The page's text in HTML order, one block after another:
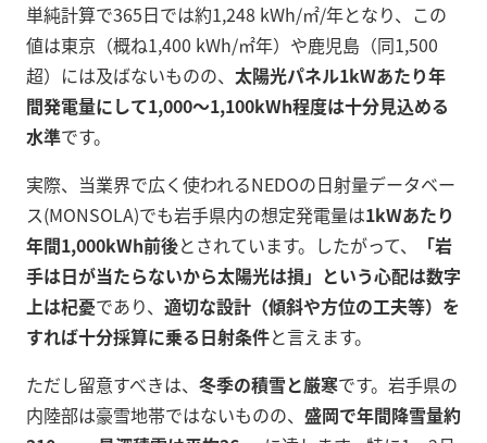
単純計算で365日では約1,248 kWh/㎡/年となり、この
値は東京（概ね1,400 kWh/㎡年）や鹿児島（同1,500
超）には及ばないものの、 太陽光パネル1kWあたり年
間発電量にして1,000～1,100kWh程度は十分見込める
水準です。
実際、当業界で広く使われるNEDOの日射量データベー
ス(MONSOLA)でも岩手県内の想定発電量は1kWあたり
年間1,000kWh前後とされています。したがって、
「岩
手は日が当たらないから太陽光は損」という心配は数字
上は杞憂であり、 適切な設計（傾斜や方位の工夫等）を
すれば十分採算に乗る日射条件と言えます。
ただし留意すべきは、 冬季の積雪と厳寒です。岩手県の
内陸部は豪雪地帯ではないものの、 盛岡で年間降雪量約